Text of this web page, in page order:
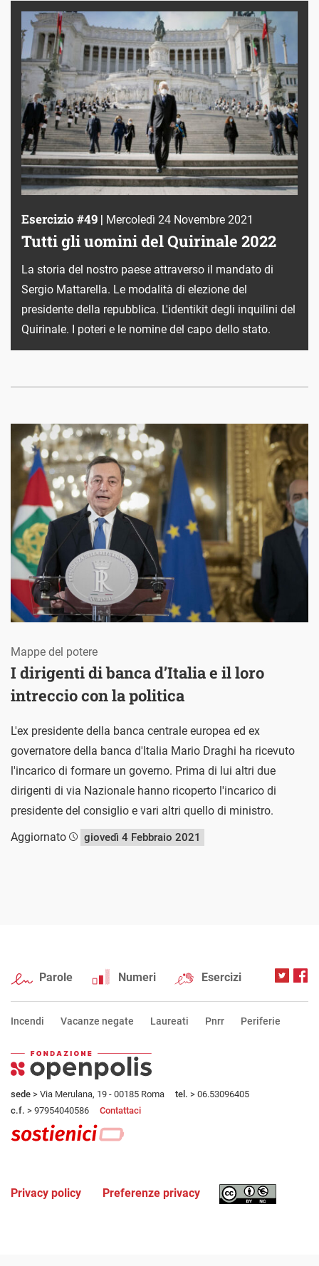
Esercizio #49 | Mercoledì 24 Novembre 2021
Tutti gli uomini del Quirinale 2022
La storia del nostro paese attraverso il mandato di
Sergio Mattarella. Le modalità di elezione del
presidente della repubblica. L'identikit degli inquilini del
Quirinale. I poteri e le nomine del capo dello stato.
I dirigenti di banca d’Italia e il loro
intreccio con la politica
Mappe del potere
L'ex presidente della banca centrale europea ed ex
governatore della banca d'Italia Mario Draghi ha ricevuto
l'incarico di formare un governo. Prima di lui altri due
dirigenti di via Nazionale hanno ricoperto l'incarico di
presidente del consiglio e vari altri quello di ministro.
Aggiornato
giovedì 4 Febbraio 2021
Parole Numeri Esercizi
Incendi Vacanze negate Laureati Pnrr Periferie
sede > Via Merulana, 19 - 00185 Roma tel. > 06.53096405
c.f. > 97954040586 Contattaci
Privacy policy Preferenze privacy